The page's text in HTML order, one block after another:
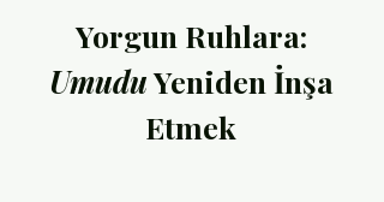
Yorgun Ruhlara:
UmuduYeniden İnşa
Etmek